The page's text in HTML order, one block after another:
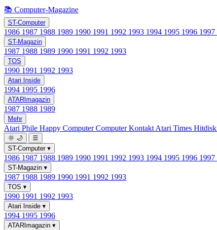
📚 Computer-Magazine
ST-Computer
1986 1987 1988 1989 1990 1991 1992 1993 1994 1995 1996 1997
ST-Magazin
1987 1988 1989 1990 1991 1992 1993
TOS
1990 1991 1992 1993
Atari Inside
1994 1995 1996
ATARImagazin
1987 1988 1989
Mehr
Atari Phile Happy ComputerComputer Kontakt Atari Times Hitdisk
🌞 🌙
☰
ST-Computer ▾
1986 1987 1988 1989 1990 1991 1992 1993 1994 1995 1996 1997
ST-Magazin ▾
1987 1988 1989 1990 1991 1992 1993
TOS ▾
1990 1991 1992 1993
Atari Inside ▾
1994 1995 1996
ATARImagazin ▾